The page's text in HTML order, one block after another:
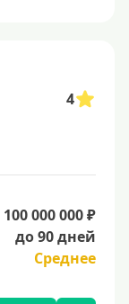
4
000 000 ₽
до 90 дней
Среднее